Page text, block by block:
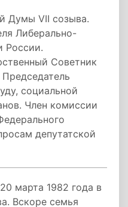
Думы VII созыва.
Либерально-
России.
Советник
социальной
Член комиссии
депутатской
марта 1982 года в
Вскоре семья